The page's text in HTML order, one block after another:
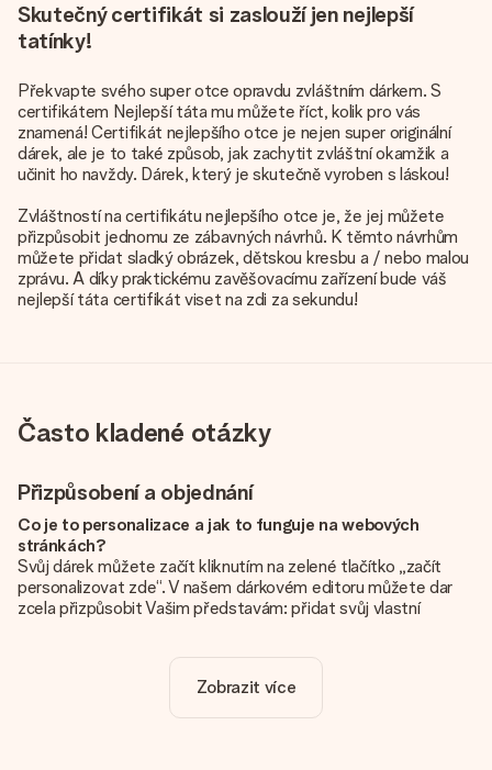
Skutečný certifikát si zaslouží jen nejlepší
tatínky!
Překvapte svého super otce opravdu zvláštním dárkem. S
certifikátem Nejlepší táta mu můžete říct, kolik pro vás
znamená! Certifikát nejlepšího otce je nejen super originální
dárek, ale je to také způsob, jak zachytit zvláštní okamžik a
učinit ho navždy. Dárek, který je skutečně vyroben s láskou!
Zvláštností na certifikátu nejlepšího otce je, že jej můžete
přizpůsobit jednomu ze zábavných návrhů. K těmto návrhům
můžete přidat sladký obrázek, dětskou kresbu a / nebo malou
zprávu. A díky praktickému zavěšovacímu zařízení bude váš
nejlepší táta certifikát viset na zdi za sekundu!
Často kladené otázky
Přizpůsobení a objednání
Co je to personalizace a jak to funguje na webových
stránkách?
Svůj dárek můžete začít kliknutím na zelené tlačítko „začít
personalizovat zde“. V našem dárkovém editoru můžete dar
zcela přizpůsobit Vašim představám: přidat svůj vlastní
Je personalizace zahrnuta v ceně?
Zobrazit více